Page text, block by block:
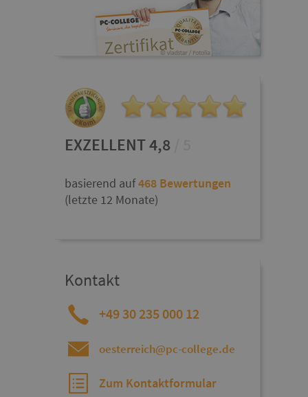
EXZELLENT 4,8/ 5
basierend auf468 Bewertungen
(letzte 12 Monate)
Kontakt
+49 30 235 000 12
oesterreich@pc-college.de
Zum Kontaktformular